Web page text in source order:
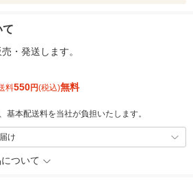
て
・発送します。
料550円(税込)無料
基本配送料を当社が負担いたします。
け
ついて